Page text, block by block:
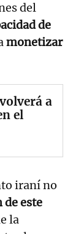
del
de
monetizar
a
el
iraní no
este
la